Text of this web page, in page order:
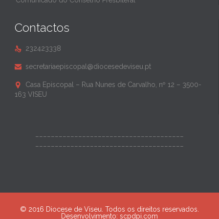
Contactos
 232423338
 secretariaepiscopal@diocesedeviseu.pt

Casa Episcopal – Rua Nunes de Carvalho, nº 12 – 3500-
163 VISEU
© 2016 Diocese de Viseu. Todos os direitos reservados.
Desenvolvimento: scpdpi.com